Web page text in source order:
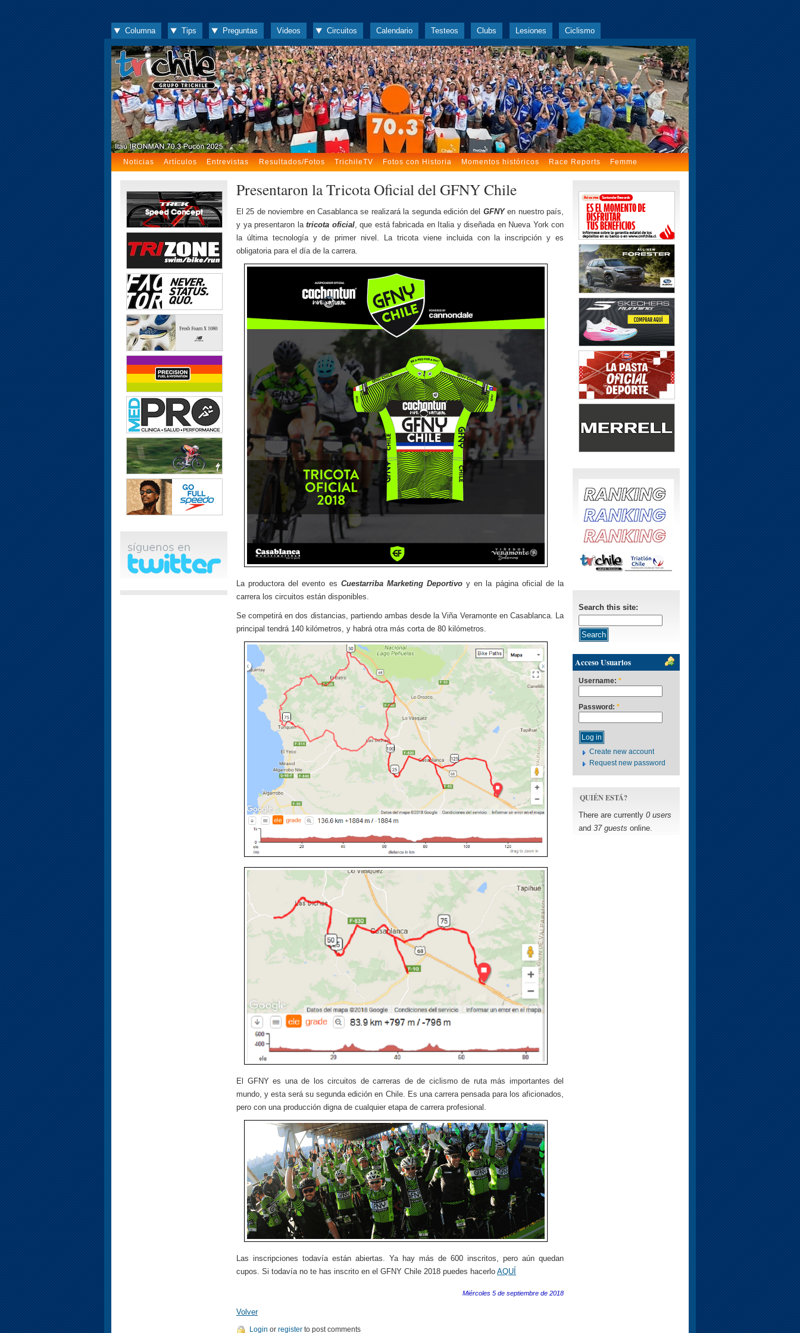
Columna Tips Preguntas Videos Circuitos Calendario Testeos Clubs Lesiones Ciclismo
Noticias Artículos Entrevistas Resultados/Fotos TrichileTV Fotos con Historia Momentos históricos Race Reports Femme
Presentaron la Tricota Oficial del GFNY Chile
El 25 de noviembre en Casablanca se realizará la segunda edición del GFNYen nuestro país,
y ya presentaron la tricota oficial, que está fabricada en Italia y diseñada en Nueva York con
la última tecnología y de primer nivel. La tricota viene incluida con la inscripción y es
obligatoria para el día de la carrera.
La productora del evento es Cuestarriba Marketing Deportivo y en la página oficial de la
carrera los circuitos están disponibles.
Se competirá en dos distancias, partiendo ambas desde la Viña Veramonte en Casablanca. La
principal tendrá 140 kilómetros, y habrá otra más corta de 80 kilómetros.
El GFNY es una de los circuitos de carreras de de ciclismo de ruta más importantes del
mundo, y esta será su segunda edición en Chile. Es una carrera pensada para los aficionados,
pero con una producción digna de cualquier etapa de carrera profesional.
Las inscripciones todavía están abiertas. Ya hay más de 600 inscritos, pero aún quedan
cupos. Si todavía no te has inscrito en el GFNY Chile 2018 puedes hacerlo AQUÍ
Miércoles 5 de septiembre de 2018
Volver
Login or register to post comments
Search this site:
Acceso Usuarios
Username: *
Password: *
Create new account
Request new password
QUIÉN ESTÁ?
There are currently 0 users
and 37 guests online.